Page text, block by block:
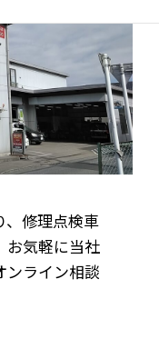
、修理点検車
お気軽に当社
ンライン相談